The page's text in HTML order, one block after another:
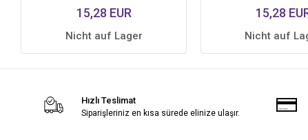
15,28 EUR
Nicht auf Lager
15,28
Nicht auf
Hızlı Teslimat
Siparişleriniz en kısa sürede elinize ulaşır.